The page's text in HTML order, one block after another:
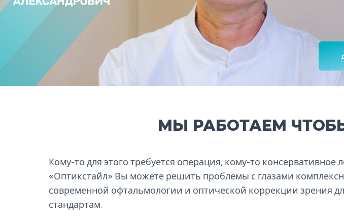
МЫ РАБОТАЕМ
Кому-то для этого требуется операция, кому-то
«Оптикстайл» Вы можете решить проблемы с глазами
современной офтальмологии и оптической коррекции зрения
стандартам.